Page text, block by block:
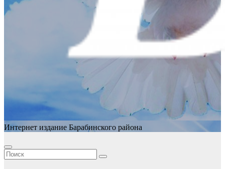
Интернет издание Барабинского района